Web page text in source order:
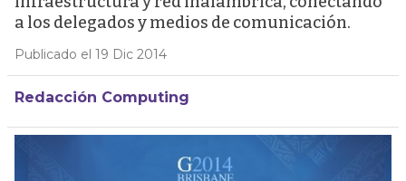
a los delegados y medios de comunicación.
Publicado el 19 Dic 2014
Redacción Computing